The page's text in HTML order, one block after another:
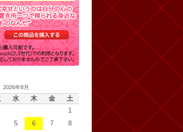
2026年8月
水 木 金
土
1
5 6 7
8